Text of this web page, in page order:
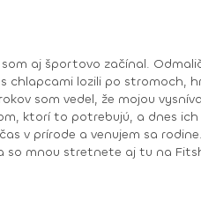
aj športovo začínal.
chlapcami lozili po
som vedel, že mojou
ktorí to potrebujú, a dnes
v prírode a venujem sa
skúsenosti: osobný tréner a kondičný tréner v PerecFit
od r. 2019 koordinátor trénerov a iných úkonov pre Zdravú